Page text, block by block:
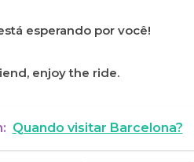
esperando por você!
enjoy the ride.
Quando visitar Barcelona?